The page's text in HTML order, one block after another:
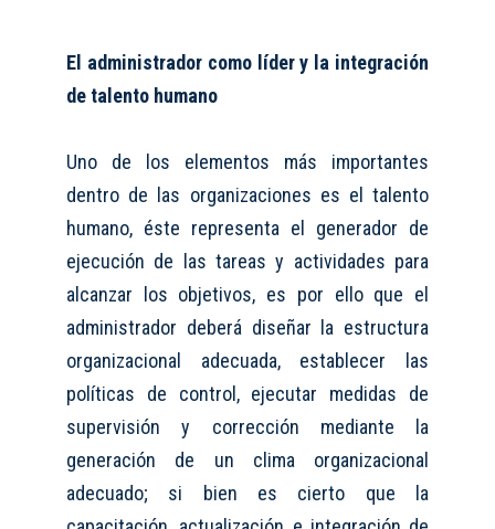
El administradorcomo lídery la integración
detalento humano
Uno de los elementos más importantes
dentro de las organizaciones es el talento
humano, éste representa el generador de
ejecución de las tareas y actividades para
alcanzar los objetivos, es por ello que el
administrador deberá diseñar la estructura
organizacional adecuada, establecer las
políticas de control, ejecutar medidas de
supervisión y corrección mediante la
generación de un clima organizacional
adecuado; si bien es cierto que la